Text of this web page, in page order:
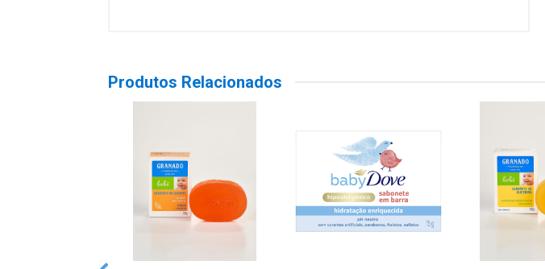
Produtos Relacionados